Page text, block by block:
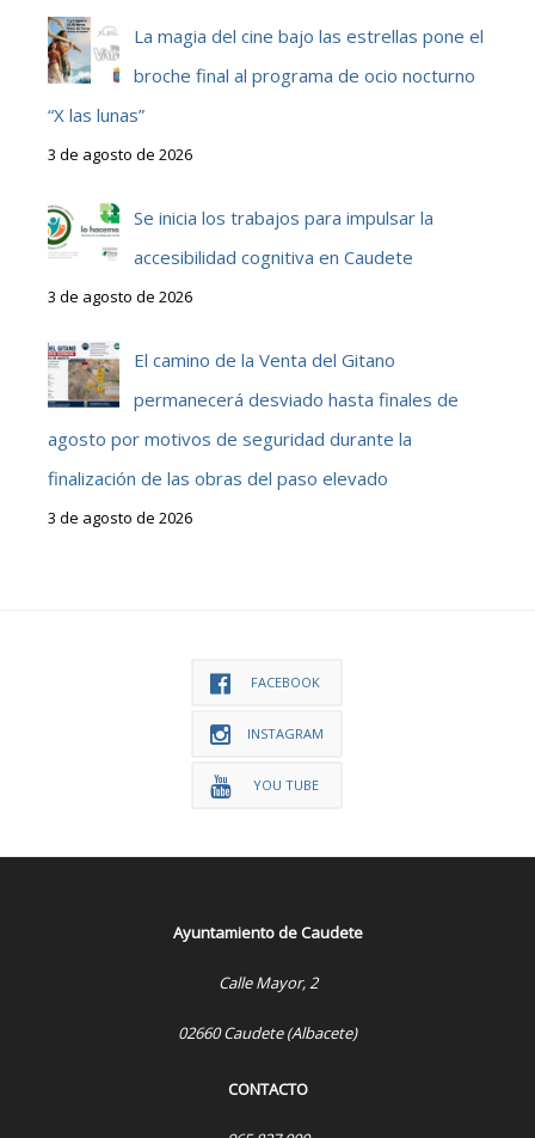
La magia del cine bajo las estrellas pone el
broche final al programa de ocio nocturno
“X las lunas”
3 de agosto de 2026
Se inicia los trabajos para impulsar la
accesibilidad cognitiva en Caudete
3 de agosto de 2026
El camino de la Venta del Gitano
permanecerá desviado hasta finales de
agosto por motivos de seguridad durante la
finalización de las obras del paso elevado
3 de agosto de 2026
FACEBOOK
INSTAGRAM
YOU TUBE
Ayuntamiento de Caudete
Calle Mayor, 2
02660 Caudete (Albacete)
CONTACTO